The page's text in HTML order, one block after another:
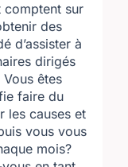
comptent sur
des
d’assister à
dirigés
êtes
faire du
les causes et
vous vous
mois?